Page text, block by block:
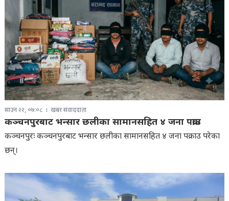
साउन २२, ०७:०८ खबर संवाददाता
कञ्चनपुरबाट भन्सार छलीका सामानसहित ४ जना पक्राउ
कञ्चनपुरः कञ्चनपुरबाट भन्सार छलीका सामानसहित ४ जना पक्राउ परेका
छन्।